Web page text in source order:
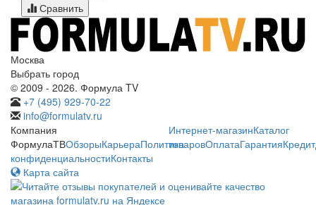
Сравнить
Москва
Выбрать город
© 2009 - 2026. Формула TV
+7 (495) 929-70-22
info@formulatv.ru
Компания
ФормулаТВОбзорыКарьераПолитика
конфиденциальностиКонтакты
Интернет-магазинКаталог
товаровОплатаГарантияКредит
Карта сайта